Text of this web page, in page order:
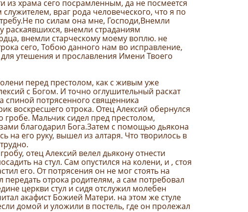
из храма сего посрамленным, да не посмеется
враг рода человеческого, что я по
по силам она мне, Господи,Внемли
раскаявшихся, внемли страданиям
внемли старческому моему воплю. не
сего, Тобою данного нам во исправление,
утешения и прославления Имени Твоего
перед престолом, как с живым уже
с Богом. И точно оглушительный раскат
спиной потрясенного священника
воскресшего отрока. Отец Алексий обернулся
гробе. Мальчик сидел пред престолом,
благодарил Бога.Затем с помощью дьякона
на его руку, вышел из алтаря. Что творилось в
отец Алексий велел дьякону отнести
на стул. Сам опустился на колени, и , стоя
его. От потрясения он не мог стоять на
передать отрока родителям, а сам потребовал
церкви стул и сидя отслужил молебен
акафист Божией Матери. на этом же стуле
домой и уложили в постель, где он пролежал